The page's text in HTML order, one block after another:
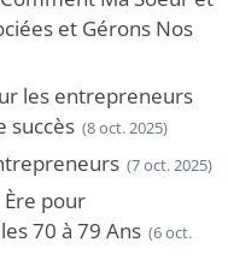
et Gérons Nos
les entrepreneurs
succès (8 oct. 2025)
(7 oct. 2025)
Ère pour
70 à 79 Ans (6 oct.